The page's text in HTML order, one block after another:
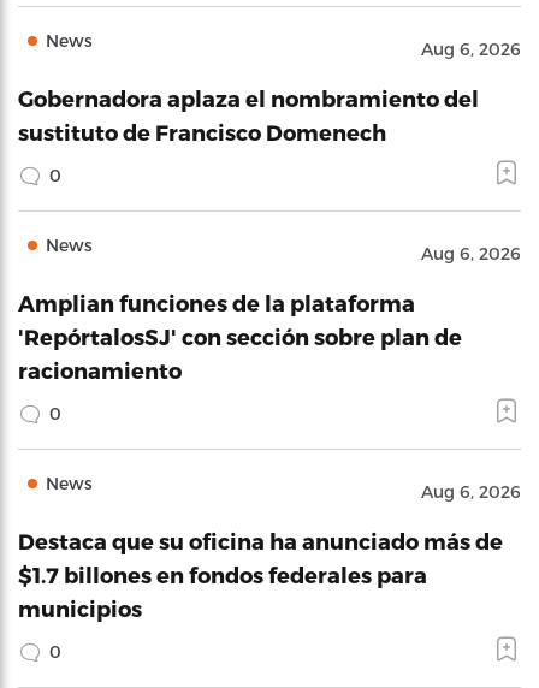
News Aug 6, 2026
Gobernadora aplaza el nombramiento del
sustituto de Francisco Domenech
0
News Aug 6, 2026
Amplian funciones de la plataforma
'RepórtalosSJ' con sección sobre plan de
racionamiento
0
News Aug 6, 2026
Destaca que su oficina ha anunciado más de
$1.7 billones en fondos federales para
municipios
0